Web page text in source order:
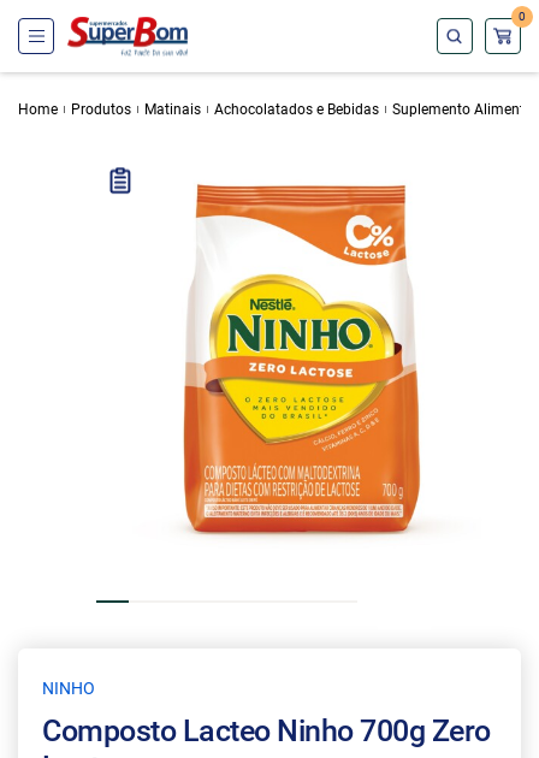
0
Home Produtos Matinais Achocolatados e Bebidas Suplemento Alimentar
NINHO
Composto Lacteo Ninho 700g Zero